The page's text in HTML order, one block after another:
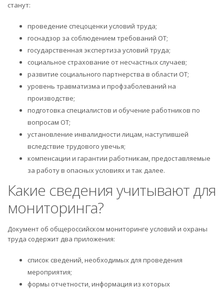
станут:
проведение спецоценки условий труда;
госнадзор за соблюдением требований ОТ;
государственная экспертиза условий труда;
социальное страхование от несчастных случаев;
развитие социального партнерства в области ОТ;
уровень травматизма и профзаболеваний на
производстве;
подготовка специалистов и обучение работников по
вопросам ОТ;
установление инвалидности лицам, наступившей
вследствие трудового увечья;
компенсации и гарантии работникам, предоставляемые
за работу в опасных условиях и так далее.
Какие сведения учитывают для
мониторинга?
Документ об общероссийском мониторинге условий и охраны
труда содержит два приложения:
список сведений, необходимых для проведения
мероприятия;
формы отчетности, информация из которых